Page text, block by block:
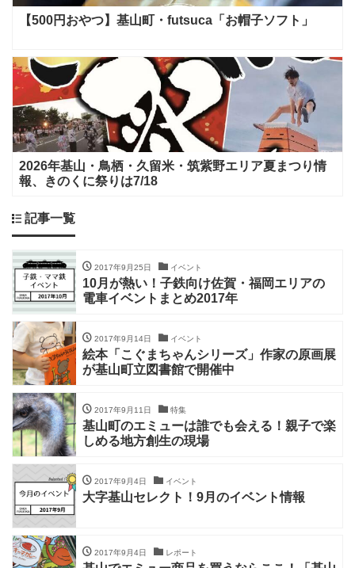
【500円おやつ】基山町・futsuca「お帽子ソフト」
2026年基山・鳥栖・久留米・筑紫野エリア夏まつり情
報、きのくに祭りは7/18
記事一覧
2017年9月25日 イベント
10月が熱い！子鉄向け佐賀・福岡エリアの
電車イベントまとめ2017年
2017年9月14日 イベント
絵本「こぐまちゃんシリーズ」作家の原画展
が基山町立図書館で開催中
2017年9月11日 特集
基山町のエミューは誰でも会える！親子で楽
しめる地方創生の現場
2017年9月4日 イベント
大字基山セレクト！9月のイベント情報
2017年9月4日 レポート